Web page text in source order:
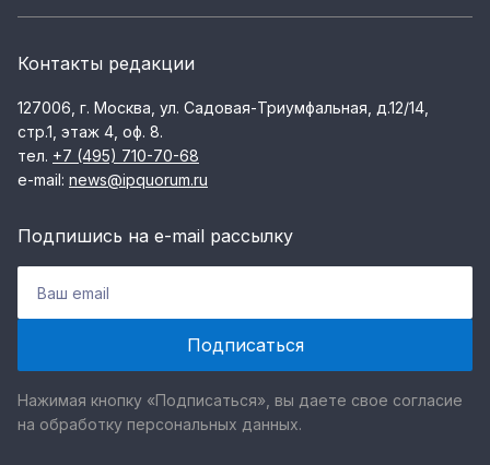
Контакты редакции
127006, г. Москва, ул. Садовая-Триумфальная, д.12/14,
стр.1, этаж 4, оф. 8.
тел. +7 (495) 710-70-68
e-mail: news@ipquorum.ru
Подпишись на e-mail рассылку
Нажимая кнопку «Подписаться», вы даете свое согласие
на обработку персональных данных.